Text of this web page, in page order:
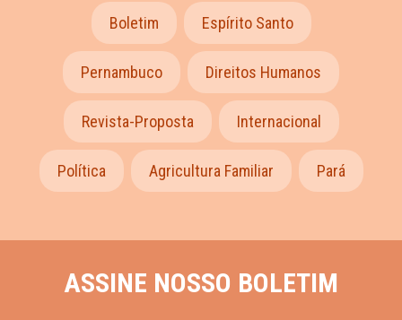
Boletim Espírito Santo
Pernambuco Direitos Humanos
Revista-Proposta Internacional
Política Agricultura Familiar Pará
ASSINE NOSSO BOLETIM